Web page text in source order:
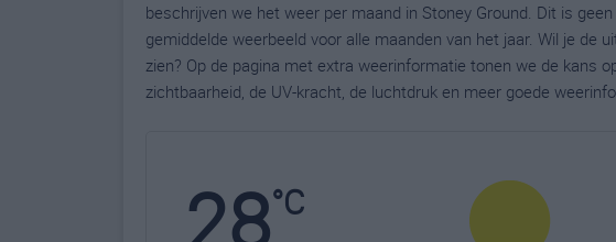
beschrijven we het weer per maand in Stoney Ground. Dit is
gemiddelde weerbeeld voor alle maanden van het jaar. Wil je de
zien? Op de pagina met extra weerinformatie tonen we de kans
zichtbaarheid, de UV-kracht, de luchtdruk en meer goede
28°C